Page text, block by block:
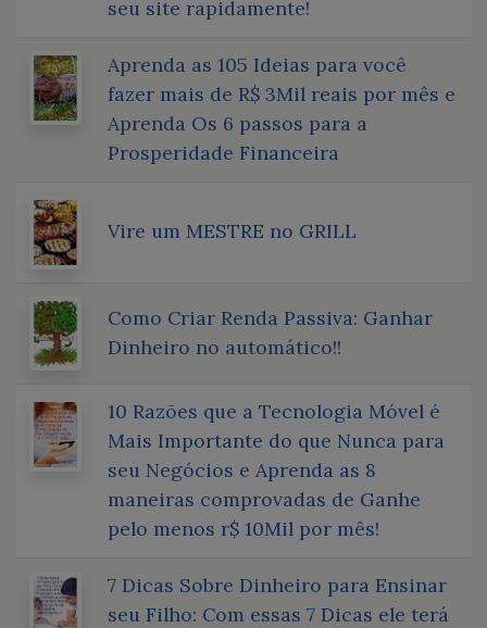
seu site rapidamente!
Aprenda as 105 Ideias para você
fazer mais de R$ 3Mil reais por mês e
Aprenda Os 6 passos para a
Prosperidade Financeira
Vire um MESTRE no GRILL
Como Criar Renda Passiva: Ganhar
Dinheiro no automático!!
10 Razões que a Tecnologia Móvel é
Mais Importante do que Nunca para
seu Negócios e Aprenda as 8
maneiras comprovadas de Ganhe
pelo menos r$ 10Mil por mês!
7 Dicas Sobre Dinheiro para Ensinar
seu Filho: Com essas 7 Dicas ele terá